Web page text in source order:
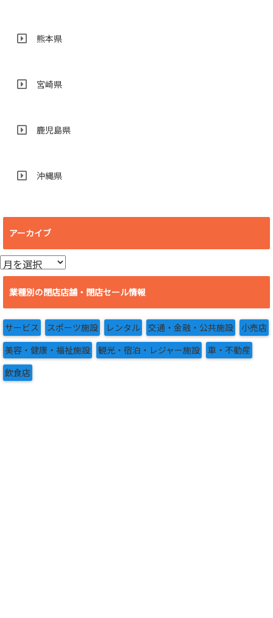
熊本県
宮崎県
鹿児島県
沖縄県
アーカイブ
ア
ー
イ
ブ
業種別の閉店店舗・閉店セール情報
サービス スポーツ施設 レンタル 交通・金融・公共施設 小売店
美容・健康・福祉施設 観光・宿泊・レジャー施設 車・不動産
飲食店